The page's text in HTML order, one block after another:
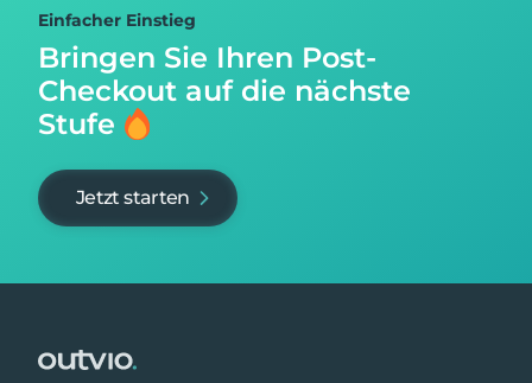
Einfacher Einstieg
Bringen Sie Ihren Post-
Checkout auf die nächste
Stufe
Jetzt starten